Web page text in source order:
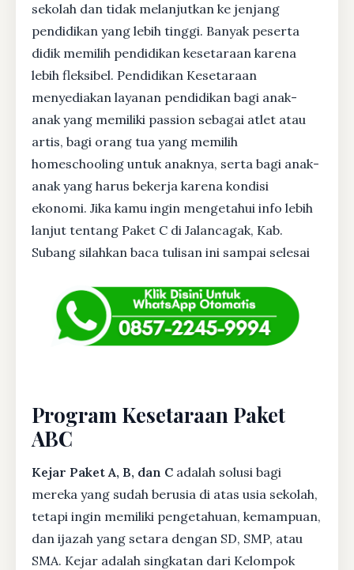
sekolah dan tidak melanjutkan ke jenjang
pendidikan yang lebih tinggi. Banyak peserta
didik memilih pendidikan kesetaraan karena
lebih fleksibel. Pendidikan Kesetaraan
menyediakan layanan pendidikan bagi anak-
anak yang memiliki passion sebagai atlet atau
artis, bagi orang tua yang memilih
homeschooling untuk anaknya, serta bagi anak-
anak yang harus bekerja karena kondisi
ekonomi. Jika kamu ingin mengetahui info lebih
lanjut tentang Paket C di Jalancagak, Kab.
Subang silahkan baca tulisan ini sampai selesai
Program Kesetaraan Paket
ABC
Kejar Paket A, B, dan C adalah solusi bagi
mereka yang sudah berusia di atas usia sekolah,
tetapi ingin memiliki pengetahuan, kemampuan,
dan ijazah yang setara dengan SD, SMP, atau
SMA. Kejar adalah singkatan dari Kelompok